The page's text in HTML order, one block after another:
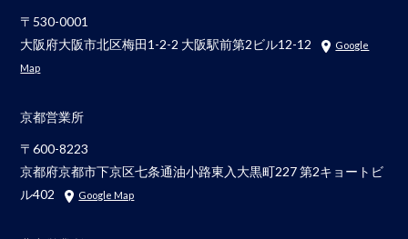
〒530-0001
大阪府大阪市北区梅田1-2-2 大阪駅前第2ビル12-12
Google
Map
京都営業所
〒600-8223
京都府京都市下京区七条通油小路東入大黒町227 第2キョートビ
ル402
Google Map